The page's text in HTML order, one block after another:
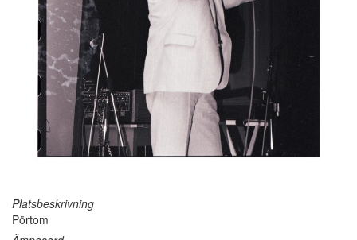
Platsbeskrivning
Pörtom